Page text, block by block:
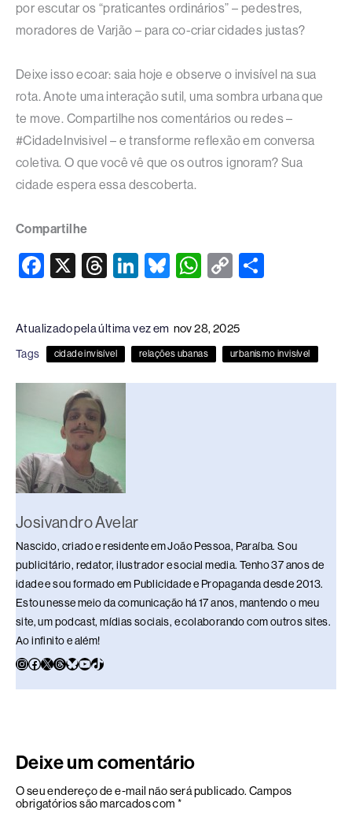
por escutar os “praticantes ordinários” – pedestres,
moradores de Varjão – para co-criar cidades justas?​
Deixe isso ecoar: saia hoje e observe o invisível na sua
rota. Anote uma interação sutil, uma sombra urbana que
te move. Compartilhe nos comentários ou redes –
#CidadeInvisivel – e transforme reflexão em conversa
coletiva. O que você vê que os outros ignoram? Sua
cidade espera essa descoberta.​
Compartilhe
F
c
e
b
o
o
X
T
e
a
d
s
Li
e
dI
n
Bl
sk
y
W
at
s
A
p
C
p
y
Li
n
e
Atualizado pela última vez em nov 28, 2025
Tags cidade invisível relações ubanas urbanismo invisível
Josivandro Avelar
Nascido, criado e residente em João Pessoa, Paraíba. Sou
publicitário, redator, ilustrador e social media. Tenho 37 anos de
idade e sou formado em Publicidade e Propaganda desde 2013.
Estou nesse meio da comunicação há 17 anos, mantendo o meu
site, um podcast, mídias sociais, e colaborando com outros sites.
Ao infinito e além!
Deixe um comentário
O seu endereço de e-mail não será publicado. Campos
obrigatórios são marcados com *